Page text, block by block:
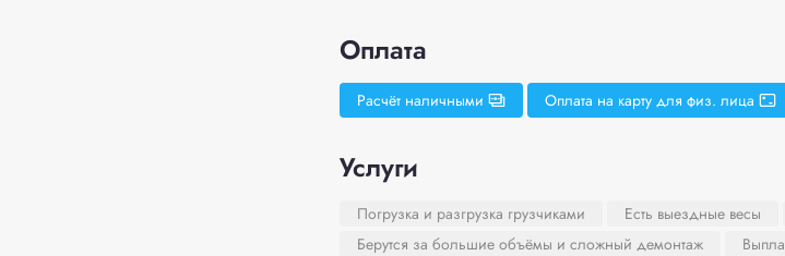
Оплата
Расчёт наличными Оплата на карту для физ. лица
Услуги
Погрузка и разгрузка грузчиками Есть выездные весы
Берутся за большие объёмы и сложный демонтаж